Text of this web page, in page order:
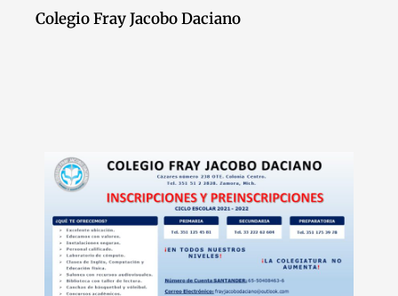
Colegio Fray Jacobo Daciano